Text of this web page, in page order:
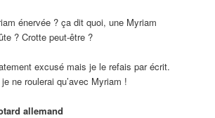
énervée ? ça dit quoi, une Myriam
? Crotte peut-être ?
excusé mais je le refais par écrit.
je ne roulerai qu’avec Myriam !
allemand